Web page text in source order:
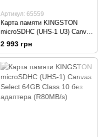
Артикул: 65559
Карта памяти KINGSTON
microSDHC (UHS-1 U3) Canvas
Select 512GB Class 10 +
2 993 грн